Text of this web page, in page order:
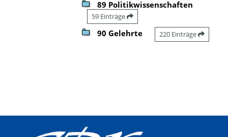
89 Politikwissenschaften
59 Einträge
90 Gelehrte 220 Einträge